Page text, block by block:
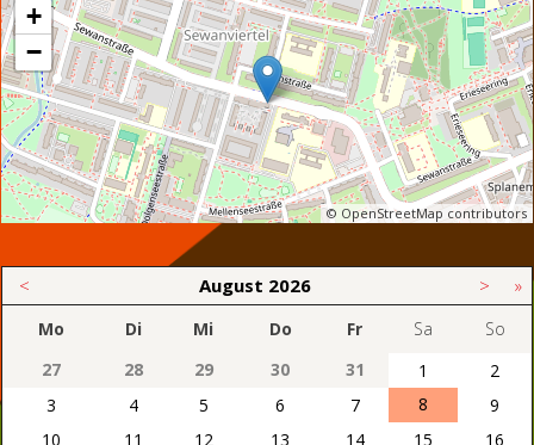
+
−
© OpenStreetMap contributors
< August 2026 > »
Mo Di Mi Do Fr Sa
So
27
28 29 30 31 1
2
3
4 5 6 7 8
9
10
11 12 13 14 15
16